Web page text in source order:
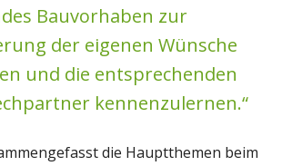
Bauvorhaben zur
der eigenen Wünsche
und die entsprechenden
kennenzulernen.“
die Hauptthemen beim